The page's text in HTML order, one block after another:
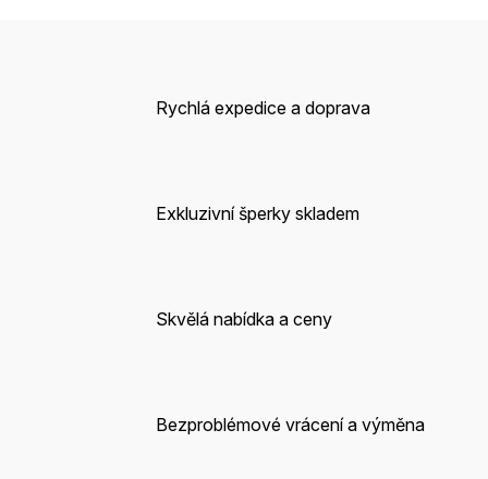
Rychlá expedice a doprava
Exkluzivní šperky skladem
Skvělá nabídka a ceny
Bezproblémové vrácení a výměna